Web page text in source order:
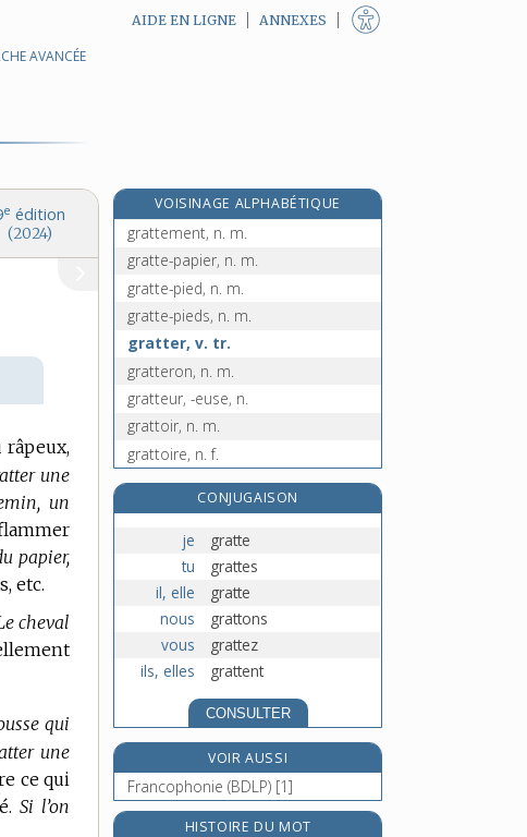
AVANCÉE
AIDE EN LIGNE ANNEXES
e édition
(2024)
une
un
papier,
etc.
cheval
qui
une
ce qui
Si l’on
VOISINAGE ALPHABÉTIQUE
grattelle, n. f.
grattement, n. m.
gratte-papier, n. m.
gratte-pied, n. m.
gratte-pieds, n. m.
gratter, v. tr.
gratteron, n. m.
gratteur, -euse, n.
grattoir, n. m.
grattoire, n. f.
gratton, n. m.
grattouiller, v. tr.
gratture, n. f.
gratuit, -uite, adj.
gratuité, n. f.
CONJUGAISON
je
gratte
tu
grattes
il, elle
gratte
nous
grattons
vous
grattez
ils, elles
grattent
CONSULTER
VOIR AUSSI
Francophonie (BDLP) [1]
HISTOIRE DU MOT